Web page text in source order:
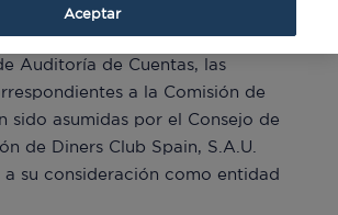
dispuesto en la Ley 22/2015, de
Auditoría de Cuentas, las
a la Comisión de
sido asumidas por el Consejo de
de Diners Club Spain, S.A.U.
su consideración como entidad
Aceptar